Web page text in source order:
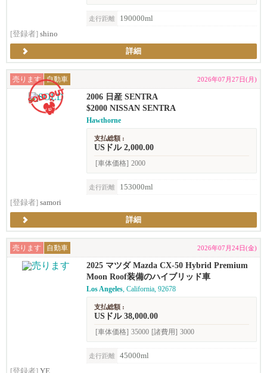
走行距離
190000ml
[登録者] shino
詳細
売ります 自動車 2026年07月27日(月)
2006 日産 SENTRA
$2000 NISSAN SENTRA
Hawthorne
支払総額 :
USドル 2,000.00
[車体価格] 2000
走行距離
153000ml
[登録者] samori
詳細
売ります 自動車 2026年07月24日(金)
2025 マツダ Mazda CX-50 Hybrid Premium
Moon Roof装備のハイブリッド車
Los Angeles, California, 92678
支払総額 :
USドル 38,000.00
[車体価格] 35000 [諸費用] 3000
走行距離
45000ml
[登録者] YE